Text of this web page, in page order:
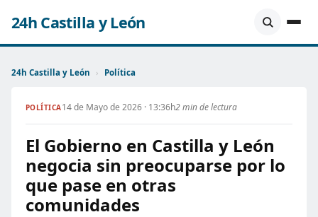
24h Castilla y León
24h Castilla y León › Política
POLÍTICA14 de Mayo de 2026 · 13:36h2 min de lectura
El Gobierno en Castilla y León
negocia sin preocuparse por lo
que pase en otras
comunidades